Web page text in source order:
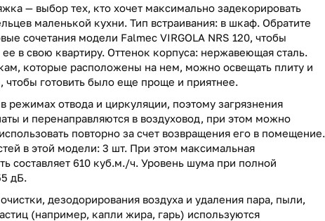
— выбор тех, кто хочет максимально задекорировать
маленькой кухни. Тип встраивания: в шкаф. Обратите
сочетания модели Falmec VIRGOLA NRS 120, чтобы
ее в свою квартиру. Оттенок корпуса: нержавеющая сталь.
которые расположены на нем, можно освещать плиту и
чтобы готовить было еще проще и приятнее.
режимах отвода и циркуляции, поэтому загрязнения
и перенаправляются в воздуховод, при этом можно
повторно за счет возвращения его в помещение.
в этой модели: 3 шт. При этом максимальная
составляет 610 куб.м./ч. Уровень шума при полной
дБ.
дезодорирования воздуха и удаления пара, пыли,
(например, капли жира, гарь) используются